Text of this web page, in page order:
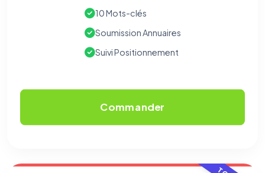
10 Mots-clés
Soumission Annuaires
Suivi Positionnement
Commander